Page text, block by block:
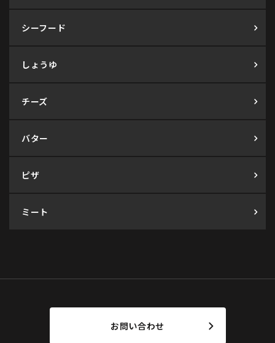
シーフード
しょうゆ
チーズ
バター
ピザ
ミート
お問い合わせ